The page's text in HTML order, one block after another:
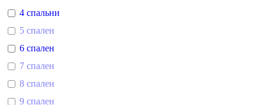
4 спальни
5 спален
6 спален
7 спален
8 спален
9 спален